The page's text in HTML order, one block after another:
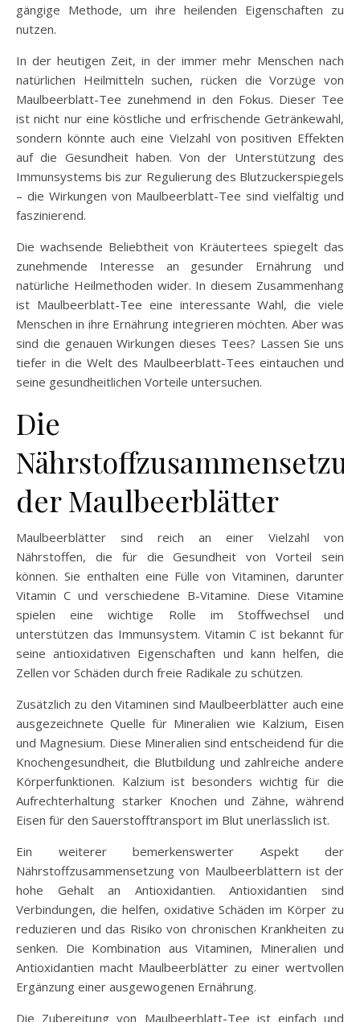
gängige Methode, um ihre heilenden Eigenschaften zu
nutzen.
In der heutigen Zeit, in der immer mehr Menschen nach
natürlichen Heilmitteln suchen, rücken die Vorzüge von
Maulbeerblatt-Tee zunehmend in den Fokus. Dieser Tee
ist nicht nur eine köstliche und erfrischende Getränkewahl,
sondern könnte auch eine Vielzahl von positiven Effekten
auf die Gesundheit haben. Von der Unterstützung des
Immunsystems bis zur Regulierung des Blutzuckerspiegels
– die Wirkungen von Maulbeerblatt-Tee sind vielfältig und
faszinierend.
Die wachsende Beliebtheit von Kräutertees spiegelt das
zunehmende Interesse an gesunder Ernährung und
natürliche Heilmethoden wider. In diesem Zusammenhang
ist Maulbeerblatt-Tee eine interessante Wahl, die viele
Menschen in ihre Ernährung integrieren möchten. Aber was
sind die genauen Wirkungen dieses Tees? Lassen Sie uns
tiefer in die Welt des Maulbeerblatt-Tees eintauchen und
seine gesundheitlichen Vorteile untersuchen.
Die
der Maulbeerblätter
Maulbeerblätter sind reich an einer Vielzahl von
Nährstoffen, die für die Gesundheit von Vorteil sein
können. Sie enthalten eine Fülle von Vitaminen, darunter
Vitamin C und verschiedene B-Vitamine. Diese Vitamine
spielen eine wichtige Rolle im Stoffwechsel und
unterstützen das Immunsystem. Vitamin C ist bekannt für
seine antioxidativen Eigenschaften und kann helfen, die
Zellen vor Schäden durch freie Radikale zu schützen.
Zusätzlich zu den Vitaminen sind Maulbeerblätter auch eine
ausgezeichnete Quelle für Mineralien wie Kalzium, Eisen
und Magnesium. Diese Mineralien sind entscheidend für die
Knochengesundheit, die Blutbildung und zahlreiche andere
Körperfunktionen. Kalzium ist besonders wichtig für die
Aufrechterhaltung starker Knochen und Zähne, während
Eisen für den Sauerstofftransport im Blut unerlässlich ist.
Ein weiterer bemerkenswerter Aspekt der
Nährstoffzusammensetzung von Maulbeerblättern ist der
hohe Gehalt an Antioxidantien. Antioxidantien sind
Verbindungen, die helfen, oxidative Schäden im Körper zu
reduzieren und das Risiko von chronischen Krankheiten zu
senken. Die Kombination aus Vitaminen, Mineralien und
Antioxidantien macht Maulbeerblätter zu einer wertvollen
Ergänzung einer ausgewogenen Ernährung.
Die Zubereitung von Maulbeerblatt-Tee ist einfach und